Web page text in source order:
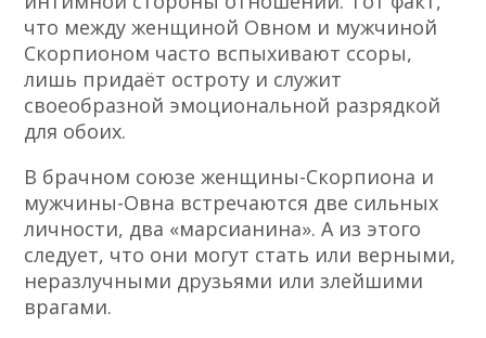
что между женщиной Овном и мужчиной
Скорпионом часто вспыхивают ссоры,
лишь придаёт остроту и служит
своеобразной эмоциональной разрядкой
для обоих.
В брачном союзе женщины-Скорпиона и
мужчины-Овна встречаются две сильных
личности, два «марсианина». А из этого
следует, что они могут стать или верными,
неразлучными друзьями или злейшими
врагами.